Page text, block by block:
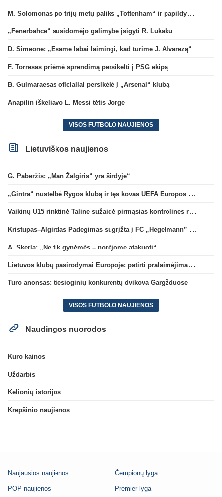
M. Solomonas po trijų metų paliks „Tottenham“ ir papildys „West Ham“ klubą
„Fenerbahce“ susidomėjo galimybe įsigyti R. Lukaku
D. Simeone: „Esame labai laimingi, kad turime J. Alvarezą“
F. Torresas priėmė sprendimą persikelti į PSG ekipą
B. Guimaraesas oficialiai persikėlė į „Arsenal“ klubą
Anapilin iškeliavo L. Messi tėtis Jorge
VISOS FUTBOLO NAUJIENOS
Lietuviškos naujienos
G. Paberžis: „Man Žalgiris“ yra širdyje“
„Gintra“ nustelbė Rygos klubą ir tęs kovas UEFA Europos taurės atrankoje
Vaikinų U15 rinktinė Taline sužaidė pirmąsias kontrolines rungtynes
Kristupas–Algirdas Padegimas sugrįžta į FC „Hegelmann” B sudėtį
A. Skerla: „Ne tik gynėmės – norėjome atakuoti“
Lietuvos klubų pasirodymai Europoje: patirti pralaimėjimai Kroatijos atstovams
Turo anonsas: tiesioginių konkurentų dvikova Gargžduose
VISOS FUTBOLO NAUJIENOS
Naudingos nuorodos
Kuro kainos
Uždarbis
Kelionių istorijos
Krepšinio naujienos
Naujausios naujienos
POP naujienos
Čempionų lyga
Premier lyga